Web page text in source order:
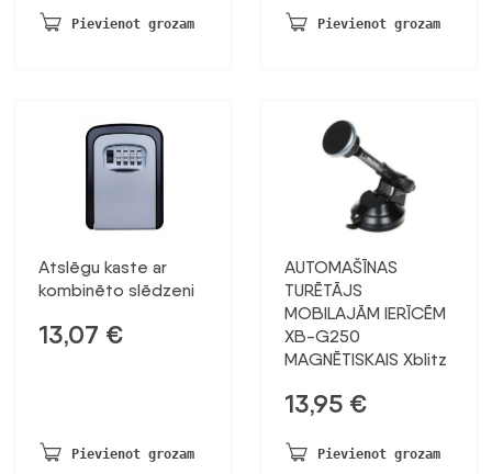
bija:
ir:
Pievienot grozam Pievienot grozam
Atslēgu kaste ar
kombinēto slēdzeni
13,07 €
Pievienot grozam
AUTOMAŠĪNAS
TURĒTĀJS
MOBILAJĀM IERĪCĒM
XB-G250
MAGNĒTISKAIS Xblitz
13,95 €
Pievienot grozam